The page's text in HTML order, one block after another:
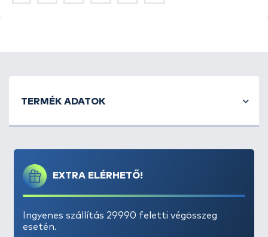
EXTRA ELÉRHETŐ!
Ingyenes szállítás 29990 feletti végösszeg
esetén.
TERMÉK ADATOK